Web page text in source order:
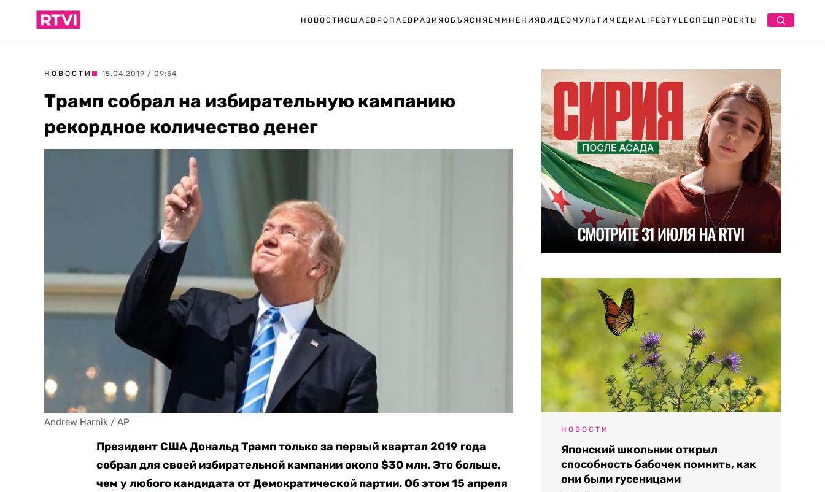
НОВОСТИ США ЕВРОПА ЕВРАЗИЯ ОБЪЯСНЯЕМ МНЕНИЯ ВИДЕО МУЛЬТИМЕДИА LIFESTYLEСПЕЦПРОЕКТЫ
НОВОСТИ | 15.04.2019 / 09:54
Трамп собрал на избирательную кампанию
рекордное количество денег
Andrew Harnik / AP
Президент США Дональд Трамп только за первый квартал 2019 года
собрал для своей избирательной кампании около $30 млн. Это больше,
чем у любого кандидата от Демократической партии. Об этом 15 апреля
НОВОСТИ
Японский школьник открыл
способность бабочек помнить, как
они были гусеницами